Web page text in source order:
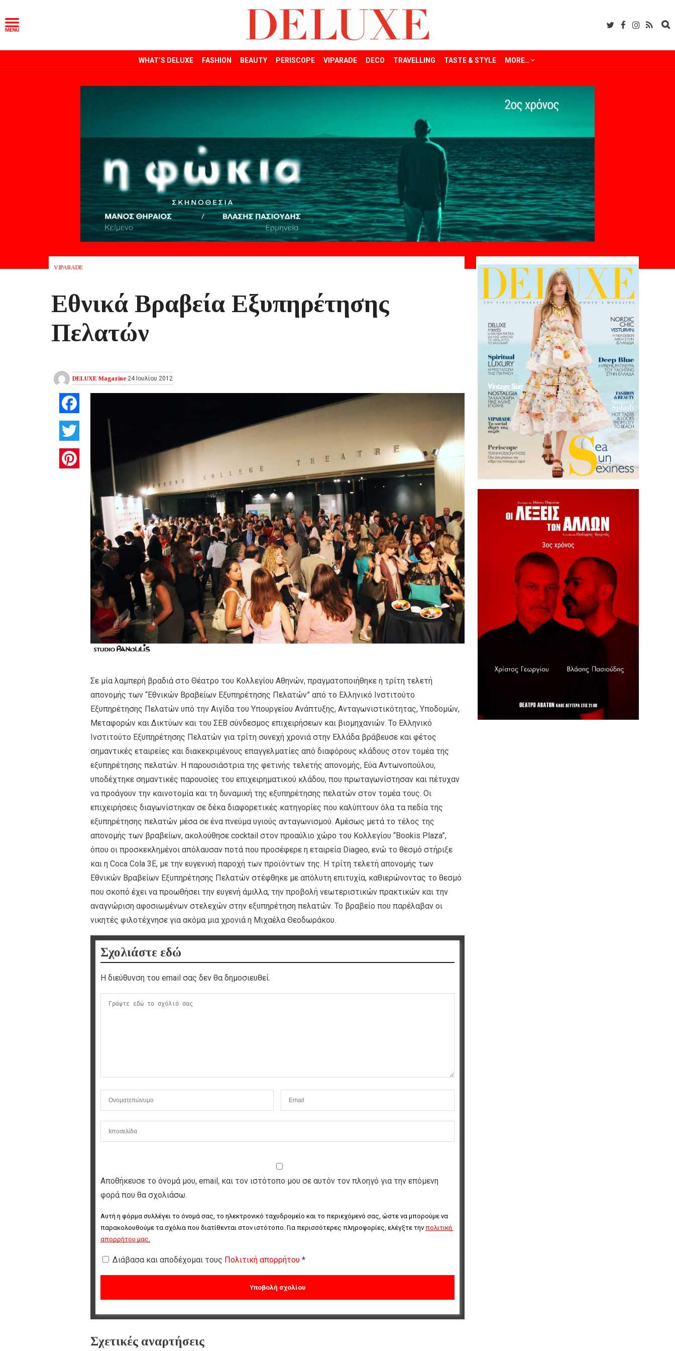
WHAT’S DELUXE FASHION BEAUTY PERISCOPE VIPARADE DECO TRAVELLING TASTE & STYLE MORE…
VIPARADE
Εθνικά Βραβεία Εξυπηρέτησης
Πελατών
DELUXE Magazine 24 Ιουλίου 2012
Pinterest
Σε μία λαμπερή βραδιά στο Θέατρο του Κολλεγίου Αθηνών, πραγματοποιήθηκε η τρίτη τελετή
απονομής των “Εθνικών Βραβείων Εξυπηρέτησης Πελατών” από το Ελληνικό Ινστιτούτο
Εξυπηρέτησης Πελατών υπό την Αιγίδα του Υπουργείου Ανάπτυξης, Ανταγωνιστικότητας, Υποδομών,
Μεταφορών και Δικτύων και του ΣΕΒ σύνδεσμος επιχειρήσεων και βιομηχανιών. Το Ελληνικό
Ινστιτούτο Εξυπηρέτησης Πελατών για τρίτη συνεχή χρονιά στην Ελλάδα βράβευσε και φέτος
σημαντικές εταιρείες και διακεκριμένους επαγγελματίες από διαφόρους κλάδους στον τομέα της
εξυπηρέτησης πελατών. Η παρουσιάστρια της φετινής τελετής απονομής, Εύα Αντωνοπούλου,
υποδέχτηκε σημαντικές παρουσίες του επιχειρηματικού κλάδου, που πρωταγωνίστησαν και πέτυχαν
να προάγουν την καινοτομία και τη δυναμική της εξυπηρέτησης πελατών στον τομέα τους. Οι
επιχειρήσεις διαγωνίστηκαν σε δέκα διαφορετικές κατηγορίες που καλύπτουν όλα τα πεδία της
εξυπηρέτησης πελατών μέσα σε ένα πνεύμα υγιούς ανταγωνισμού. Αμέσως μετά το τέλος της
απονομής των βραβείων, ακολούθησε cocktail στον προαύλιο χώρο του Κολλεγίου “Bookis Plaza”,
όπου οι προσκεκλημένοι απόλαυσαν ποτά που προσέφερε η εταιρεία Diageo, ενώ το θεσμό στήριξε
και η Coca Cola 3E, με την ευγενική παροχή των προϊόντων της. Η τρίτη τελετή απονομής των
Εθνικών Βραβείων Εξυπηρέτησης Πελατών στέφθηκε με απόλυτη επιτυχία, καθιερώνοντας το θεσμό
που σκοπό έχει να προωθήσει την ευγενή άμιλλα, την προβολή νεωτεριστικών πρακτικών και την
αναγνώριση αφοσιωμένων στελεχών στην εξυπηρέτηση πελατών. Το βραβείο που παρέλαβαν οι
νικητές φιλοτέχνησε για ακόμα μια χρονιά η Μιχαέλα Θεοδωράκου.
Σχολιάστε εδώ
Η διεύθυνση του email σας δεν θα δημοσιευθεί.
Αποθήκευσε το όνομά μου, email, και τον ιστότοπο μου σε αυτόν τον πλοηγό για την επόμενη
φορά που θα σχολιάσω.
Αυτή η φόρμα συλλέγει το όνομά σας, το ηλεκτρονικό ταχυδρομείο και το περιεχόμενό σας, ώστε να μπορούμε να
παρακολουθούμε τα σχόλια που διατίθενται στον ιστότοπο. Για περισσότερες πληροφορίες, ελέγξτε την πολιτική
απορρήτου μας
Διάβασα και αποδέχομαι τους Πολιτική απορρήτου *
Σχετικές αναρτήσεις